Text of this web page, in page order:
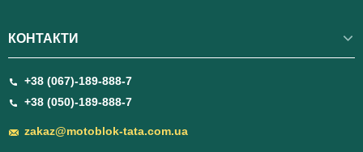
КОНТАКТИ
+38 (067)-189-888-7
+38 (050)-189-888-7
zakaz@motoblok-tata.com.ua